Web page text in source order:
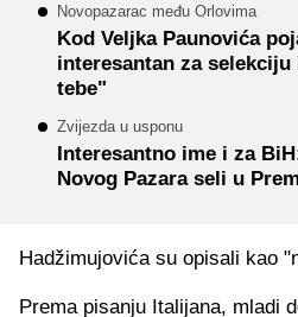
Novopazarac među Orlovima
Kod Veljka Paunovića
interesantan za
tebe"
Zvijezda u usponu
Interesantno ime i za
Novog Pazara seli u
Hadžimujovića su opisali kao
Prema pisanju Italijana, mladi